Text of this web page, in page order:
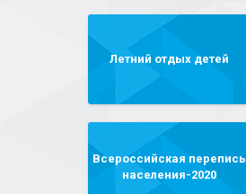
Летний отдых детей
Всероссийская перепись
населения-2020